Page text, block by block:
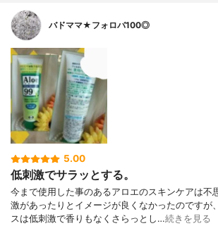
バドママ★フォロバ100◎
5.00
低刺激でサラッとする。
今まで使用した事のあるアロエのスキンケアは不
激があったりとイメージが良くなかったのですが
スは低刺激で香りもなくさらっとし…続きを見る